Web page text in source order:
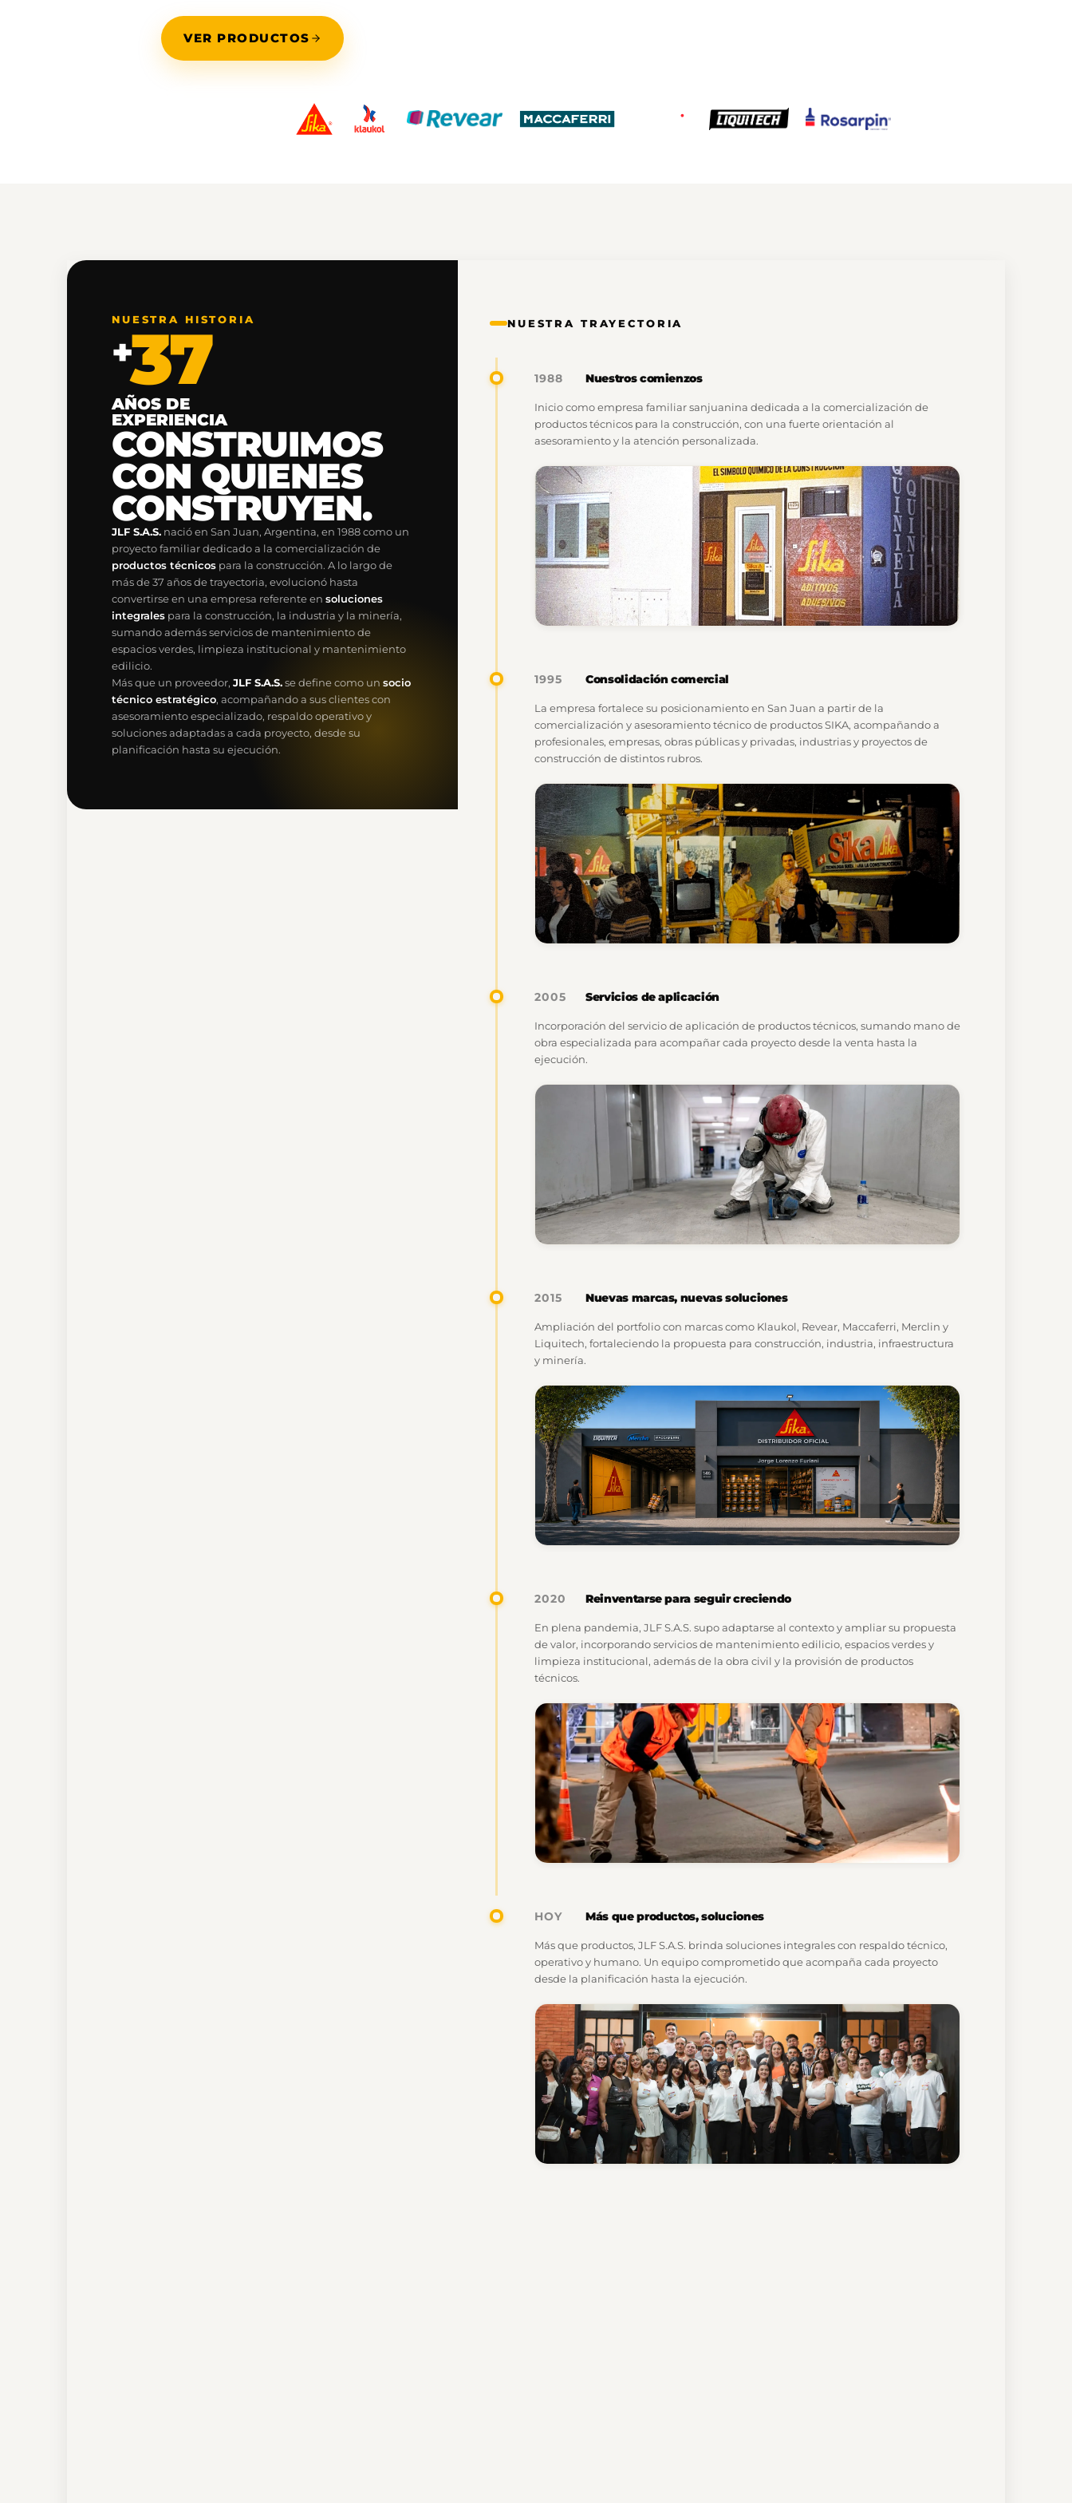
VER PRODUCTOS
NUESTRA HISTORIA
+37
AÑOS DE
EXPERIENCIA
CONSTRUIMOS
CON QUIENES
CONSTRUYEN.
JLF S.A.S. nació en San Juan, Argentina, en 1988 como un
proyecto familiar dedicado a la comercialización de
productos técnicos para la construcción. A lo largo de
más de 37 años de trayectoria, evolucionó hasta
convertirse en una empresa referente en soluciones
integrales para la construcción, la industria y la minería,
sumando además servicios de mantenimiento de
espacios verdes, limpieza institucional y mantenimiento
edilicio.
Más que un proveedor, JLF S.A.S.se define como un socio
técnico estratégico, acompañando a sus clientes con
asesoramiento especializado, respaldo operativo y
soluciones adaptadas a cada proyecto, desde su
planificación hasta su ejecución.
NUESTRA TRAYECTORIA
1988 Nuestros comienzos
Inicio como empresa familiar sanjuanina dedicada a la comercialización de
productos técnicos para la construcción, con una fuerte orientación al
asesoramiento y la atención personalizada.
1995 Consolidación comercial
La empresa fortalece su posicionamiento en San Juan a partir de la
comercialización y asesoramiento técnico de productos SIKA, acompañando a
profesionales, empresas, obras públicas y privadas, industrias y proyectos de
construcción de distintos rubros.
2005 Servicios de aplicación
Incorporación del servicio de aplicación de productos técnicos, sumando mano de
obra especializada para acompañar cada proyecto desde la venta hasta la
ejecución.
2015 Nuevas marcas, nuevas soluciones
Ampliación del portfolio con marcas como Klaukol, Revear, Maccaferri, Merclin y
Liquitech, fortaleciendo la propuesta para construcción, industria, infraestructura
y minería.
2020 Reinventarse para seguir creciendo
En plena pandemia, JLF S.A.S. supo adaptarse al contexto y ampliar su propuesta
de valor, incorporando servicios de mantenimiento edilicio, espacios verdes y
limpieza institucional, además de la obra civil y la provisión de productos
técnicos.
HOY Más que productos, soluciones
Más que productos, JLF S.A.S. brinda soluciones integrales con respaldo técnico,
operativo y humano. Un equipo comprometido que acompaña cada proyecto
desde la planificación hasta la ejecución.